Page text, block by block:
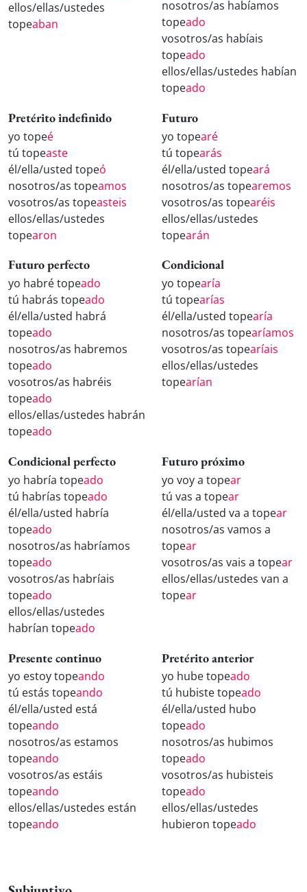
ellos/ellas/ustedes
topeaban
nosotros/as habíamos
topeado
vosotros/as habíais
topeado
ellos/ellas/ustedes habían
topeado
Pretérito indefinido
yo topeé
tú topeaste
él/ella/usted topeó
nosotros/as topeamos
vosotros/as topeasteis
ellos/ellas/ustedes
topearon
Futuro
yo topearé
tú topearás
él/ella/usted topeará
nosotros/as topearemos
vosotros/as topearéis
ellos/ellas/ustedes
topearán
Futuro perfecto
yo habré topeado
tú habrás topeado
él/ella/usted habrá
topeado
nosotros/as habremos
topeado
vosotros/as habréis
topeado
ellos/ellas/ustedes habrán
topeado
Condicional
yo topearía
tú topearías
él/ella/usted topearía
nosotros/as topearíamos
vosotros/as topearíais
ellos/ellas/ustedes
topearían
Condicional perfecto
yo habría topeado
tú habrías topeado
él/ella/usted habría
topeado
nosotros/as habríamos
topeado
vosotros/as habríais
topeado
ellos/ellas/ustedes
habrían topeado
Futuro próximo
yo voy a topear
tú vas a topear
él/ella/usted va a topear
nosotros/as vamos a
topear
vosotros/as vais a topear
ellos/ellas/ustedes van a
topear
Presente continuo
yo estoy topeando
tú estás topeando
él/ella/usted está
topeando
nosotros/as estamos
topeando
vosotros/as estáis
topeando
ellos/ellas/ustedes están
topeando
Pretérito anterior
yo hube topeado
tú hubiste topeado
él/ella/usted hubo
topeado
nosotros/as hubimos
topeado
vosotros/as hubisteis
topeado
ellos/ellas/ustedes
hubieron topeado